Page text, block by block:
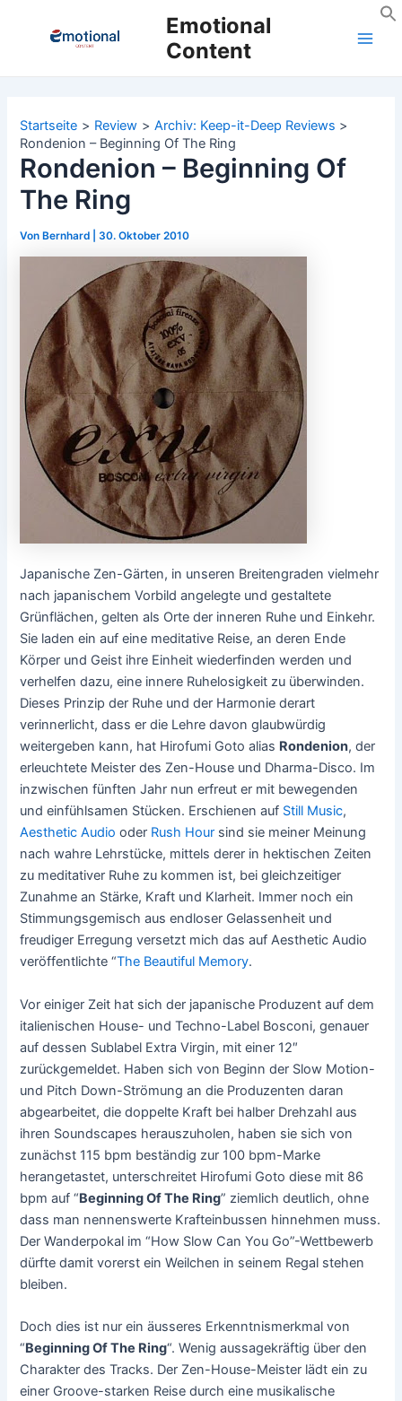
Emotional
Content
Startseite Review
Archiv: Keep-it-Deep Reviews
Rondenion – Beginning Of The Ring
Rondenion – Beginning Of
The Ring
Von Bernhard |30. Oktober 2010
Japanische Zen-Gärten, in unseren Breitengraden vielmehr
nach japanischem Vorbild angelegte und gestaltete
Grünflächen, gelten als Orte der inneren Ruhe und Einkehr.
Sie laden ein auf eine meditative Reise, an deren Ende
Körper und Geist ihre Einheit wiederfinden werden und
verhelfen dazu, eine innere Ruhelosigkeit zu überwinden.
Dieses Prinzip der Ruhe und der Harmonie derart
verinnerlicht, dass er die Lehre davon glaubwürdig
weitergeben kann, hat Hirofumi Goto alias Rondenion, der
erleuchtete Meister des Zen-House und Dharma-Disco. Im
inzwischen fünften Jahr nun erfreut er mit bewegenden
und einfühlsamen Stücken. Erschienen auf Still Music,
Aesthetic Audio oder Rush Hour sind sie meiner Meinung
nach wahre Lehrstücke, mittels derer in hektischen Zeiten
zu meditativer Ruhe zu kommen ist, bei gleichzeitiger
Zunahme an Stärke, Kraft und Klarheit. Immer noch ein
Stimmungsgemisch aus endloser Gelassenheit und
freudiger Erregung versetzt mich das auf Aesthetic Audio
veröffentlichte “The Beautiful Memory.
Vor einiger Zeit hat sich der japanische Produzent auf dem
italienischen House- und Techno-Label Bosconi, genauer
auf dessen Sublabel Extra Virgin, mit einer 12″
zurückgemeldet. Haben sich von Beginn der Slow Motion-
und Pitch Down-Strömung an die Produzenten daran
abgearbeitet, die doppelte Kraft bei halber Drehzahl aus
ihren Soundscapes herauszuholen, haben sie sich von
zunächst 115 bpm beständig zur 100 bpm-Marke
herangetastet, unterschreitet Hirofumi Goto diese mit 86
bpm auf “Beginning Of The Ring” ziemlich deutlich, ohne
dass man nennenswerte Krafteinbussen hinnehmen muss.
Der Wanderpokal im “How Slow Can You Go”-Wettbewerb
dürfte damit vorerst ein Weilchen in seinem Regal stehen
bleiben.
Doch dies ist nur ein äusseres Erkenntnismerkmal von
“Beginning Of The Ring“. Wenig aussagekräftig über den
Charakter des Tracks. Der Zen-House-Meister lädt ein zu
einer Groove-starken Reise durch eine musikalische